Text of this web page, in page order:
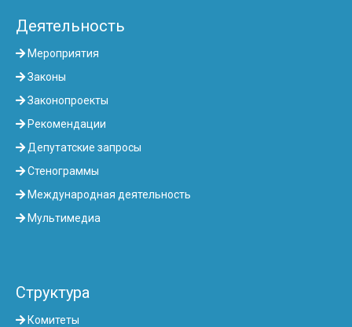
Деятельность
Мероприятия
Законы
Законопроекты
Рекомендации
Депутатские запросы
Стенограммы
Международная деятельность
Мультимедиа
Структура
Комитеты